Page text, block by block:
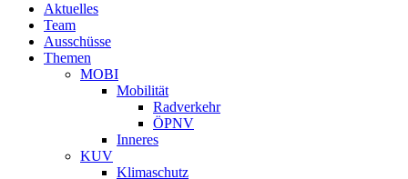
Aktuelles
Team
Ausschüsse
Themen
MOBI
Mobilität
Radverkehr
ÖPNV
Inneres
KUV
Klimaschutz